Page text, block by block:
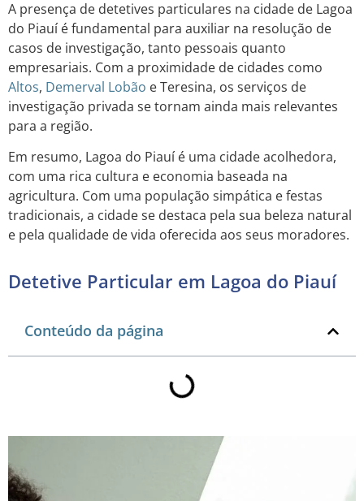
A presença de detetives particulares na cidade de Lagoa
do Piauí é fundamental para auxiliar na resolução de
casos de investigação, tanto pessoais quanto
empresariais. Com a proximidade de cidades como
Altos, Demerval Lobão e Teresina, os serviços de
investigação privada se tornam ainda mais relevantes
para a região.
Em resumo, Lagoa do Piauí é uma cidade acolhedora,
com uma rica cultura e economia baseada na
agricultura. Com uma população simpática e festas
tradicionais, a cidade se destaca pela sua beleza natural
e pela qualidade de vida oferecida aos seus moradores.
Detetive Particular em Lagoa do Piauí
Conteúdo da página